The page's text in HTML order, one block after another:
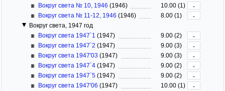
Вокруг света № 10, 1946 (1946) 10.00 (1)
-
Вокруг света № 11-12, 1946 (1946) 8.00 (1)
-
Вокруг света, 1947 год
Вокруг света 1947`1 (1947) 9.00 (2)
-
Вокруг света 1947`2 (1947) 9.00 (3)
-
Вокруг света 1947'03 (1947) 9.00 (3)
-
Вокруг света 1947`4 (1947) 9.00 (2)
-
Вокруг света 1947`5 (1947) 9.00 (2)
-
Вокруг света 1947'06 (1947) 10.00 (1)
-